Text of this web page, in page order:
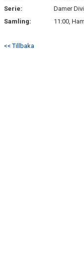
BILDGALLERI
DOKUMENT
Serie:
Damer
Samling:
11:00,
<< Tillbaka